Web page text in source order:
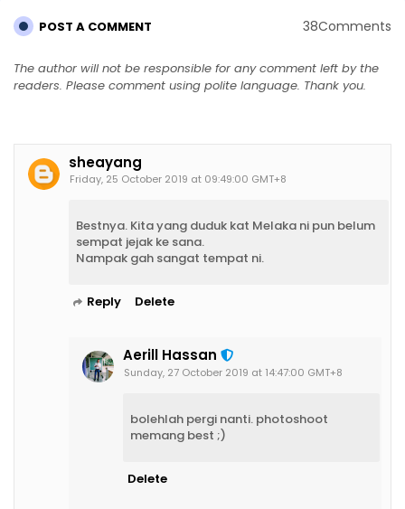
POST A COMMENT 38Comments
The author will not be responsible for any comment left by the
readers. Please comment using polite language. Thank you.
sheayang
Friday, 25 October 2019 at 09:49:00 GMT+8
Bestnya. Kita yang duduk kat Melaka ni pun belum
sempat jejak ke sana.
Nampak gah sangat tempat ni.
Reply Delete
Aerill Hassan
Sunday, 27 October 2019 at 14:47:00 GMT+8
bolehlah pergi nanti. photoshoot
memang best ;)
Delete